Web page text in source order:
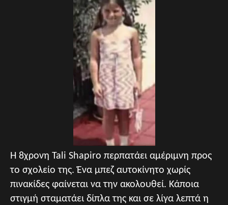
Η 8χρονη Tali Shapiro περπατάει αμέριμνη προς
το σχολείο της. Ένα μπεζ αυτοκίνητο χωρίς
πινακίδες φαίνεται να την ακολουθεί. Κάποια
στιγμή σταματάει δίπλα της και σε λίγα λεπτά η